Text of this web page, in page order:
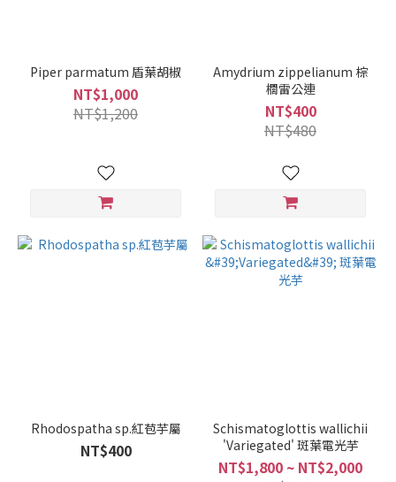
Piper parmatum 盾葉胡椒
NT$1,000
NT$1,200
Amydrium zippelianum 棕
櫚雷公連
NT$400
NT$480
Rhodospatha sp.紅苞芋屬
NT$400
Schismatoglottis wallichii
'Variegated' 斑葉電光芋
NT$1,800 ~ NT$2,000